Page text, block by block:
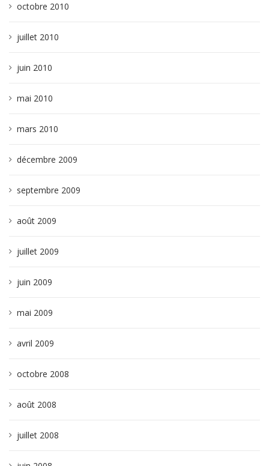
octobre 2010
juillet 2010
juin 2010
mai 2010
mars 2010
décembre 2009
septembre 2009
août 2009
juillet 2009
juin 2009
mai 2009
avril 2009
octobre 2008
août 2008
juillet 2008